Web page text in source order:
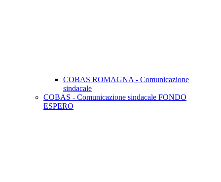
COBAS ROMAGNA - Comunicazione
sindacale
COBAS - Comunicazione sindacale FONDO
ESPERO